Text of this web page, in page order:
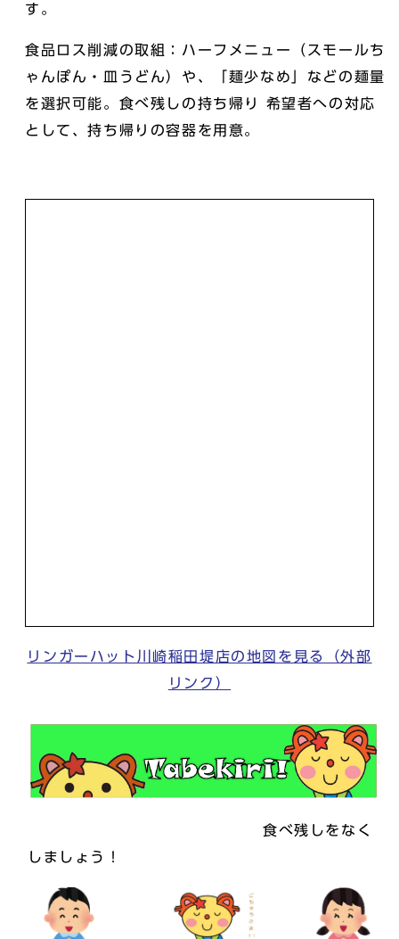
す。
食品ロス削減の取組：ハーフメニュー（スモールち
ゃんぽん・皿うどん）や、「麺少なめ」などの麺量
を選択可能。食べ残しの持ち帰り 希望者への対応
として、持ち帰りの容器を用意。
リンガーハット川崎稲田堤店の地図を見る（外部
リンク）
食べ残しをなく
しましょう！